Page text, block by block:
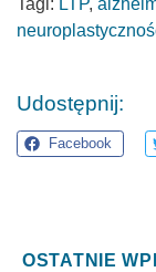
Tagi: LTP,
Udostępnij:
Facebook
OSTATNIE